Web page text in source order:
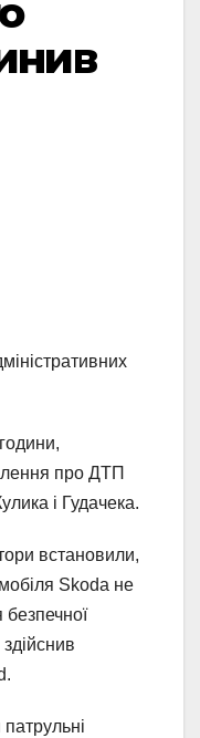
про ДТП
і Гудачека.
встановили,
Skoda не
здійснив